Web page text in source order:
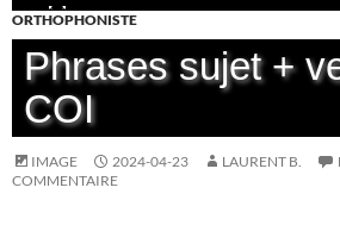
ORTHOPHONISTE
Phrases sujet +
COI
IMAGE 2024-04-23 LAURENT B.
COMMENTAIRE